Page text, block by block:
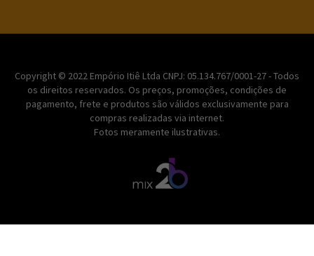
Copyright © 2022 Empório Itiê Ltda CNPJ: 05.134.767/0001-27 - Todos
os direitos reservados. Os preços, promoções, condições de
pagamento, frete e produtos são válidos exclusivamente para
compras realizadas via internet.
Fotos meramente ilustrativas.